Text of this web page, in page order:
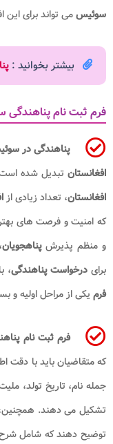
سوئیسمی تواند برای این
بیشتر بخوانید :
فرم ثبت نام پناهندگی
پناهندگی در
افغانستان تبدیل شده است.
افغانستان، تعداد زیادی از
که امنیت و فرصت های
و منظم پذیرشپناهجویان
برای درخواست پناهندگی،
فرم یکی از مراحل اولیه و
فرم ثبت نام
که متقاضیان باید با دقت
جمله نام، تاریخ تولد،
تشکیل می دهند. همچنین،
توضیح دهند که شامل